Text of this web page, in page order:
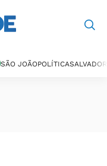
SÃO JOÃOPOLÍTICASALVADOR